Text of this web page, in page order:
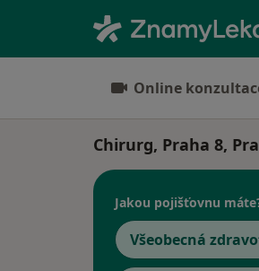
Online
Chirurg, Praha 8,
Jakou pojišťovnu
Všeobecná